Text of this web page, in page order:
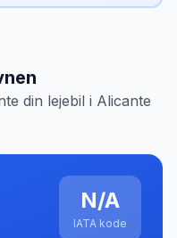
din lejebil i Alicante
N/A
IATA kode